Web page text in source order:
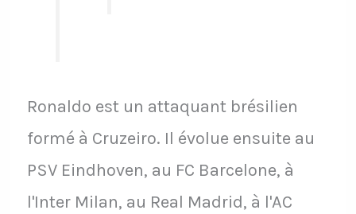
Ronaldo est un attaquant brésilien
formé à Cruzeiro. Il évolue ensuite au
PSV Eindhoven, au FC Barcelone, à
l'Inter Milan, au Real Madrid, à l'AC